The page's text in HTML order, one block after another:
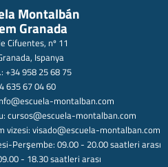
Montalbán
Granada
Cifuentes, nº 11
Ispanya
+34 958 25 68 75
635 67 04 60
montalban.com
cursos@escuela-montalban.com
vizesi:visado@escuela-montalban.com
Perşembe: 09.00 - 20.00 saatleri arası
- 18.30 saatleri arası